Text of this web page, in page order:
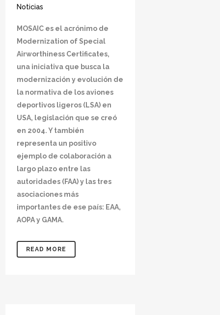
Noticias
MOSAIC es el acrónimo de
Modernization of Special
Airworthiness Certificates,
una iniciativa que busca la
modernización y evolución de
la normativa de los aviones
deportivos ligeros (LSA) en
USA, legislación que se creó
en 2004. Y también
representa un positivo
ejemplo de colaboración a
largo plazo entre las
autoridades (FAA) y las tres
asociaciones más
importantes de ese país: EAA,
AOPA y GAMA.
READ MORE